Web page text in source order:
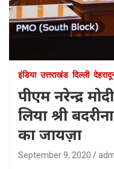
इंडिया उत्तराखंड दिल्ली
पीएम नरेन्द्र
लिया श्री
का जायज़ा
September 9, 2020